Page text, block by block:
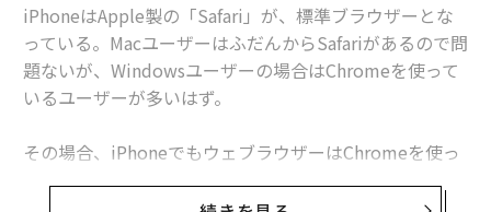
iPhoneはApple製の「Safari」が、標準ブラウザーとな
っている。MacユーザーはふだんからSafariがあるので問
題ないが、Windowsユーザーの場合はChromeを使って
いるユーザーが多いはず。
その場合、iPhoneでもウェブラウザーはChromeを使っ
たほうが、ログイン情報やブックマークなども共有され
るので便利。しかし、カメラアプリを使ってQRコードか